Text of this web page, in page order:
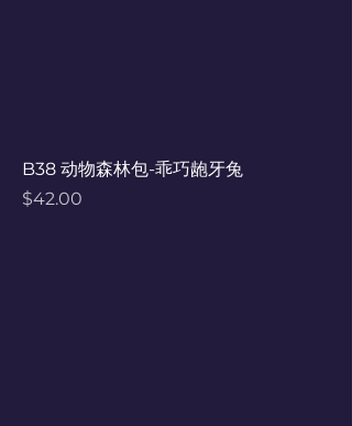
B38 动物森林包-乖巧龅牙兔
Price
$42.00